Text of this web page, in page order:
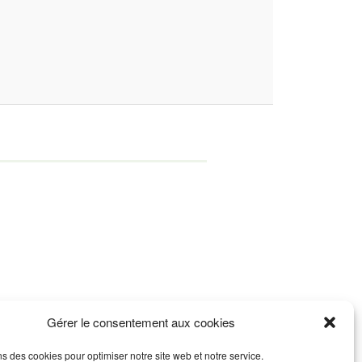
Gérer le consentement aux cookies
des cookies pour optimiser notre site web et notre service.